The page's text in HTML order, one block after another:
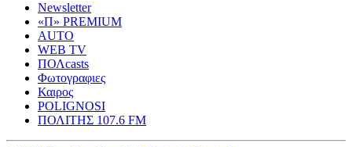
Newsletter
«Π» PREMIUM
AUTO
WEB TV
ΠΟΛcasts
Φωτογραφιες
Καιρος
POLIGNOSI
ΠΟΛΙΤΗΣ 107.6 FM